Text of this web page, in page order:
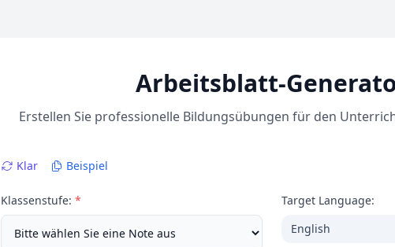
Arbeitsblatt-
Erstellen Sie professionelle Bildungsübungen für den
Klar Beispiel
Klassenstufe: *
Target Language:
English